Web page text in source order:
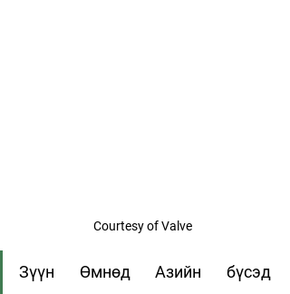
Courtesy of Valve
Зүүн Өмнөд Азийн бүсэд